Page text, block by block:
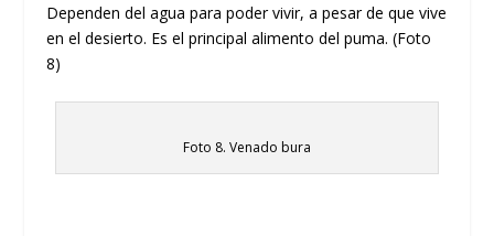
Dependen del agua para poder vivir, a pesar de que vive
en el desierto. Es el principal alimento del puma. (Foto
8)
Foto 8. Venado bura